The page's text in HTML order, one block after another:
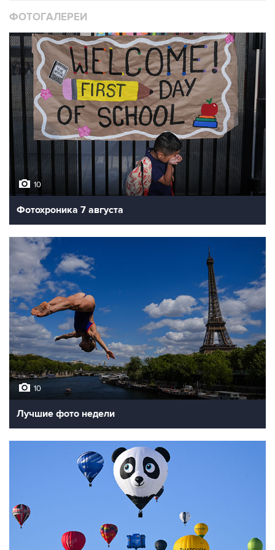
ФОТОГАЛЕРЕИ
10
Фотохроника 7 августа
10
Лучшие фото недели